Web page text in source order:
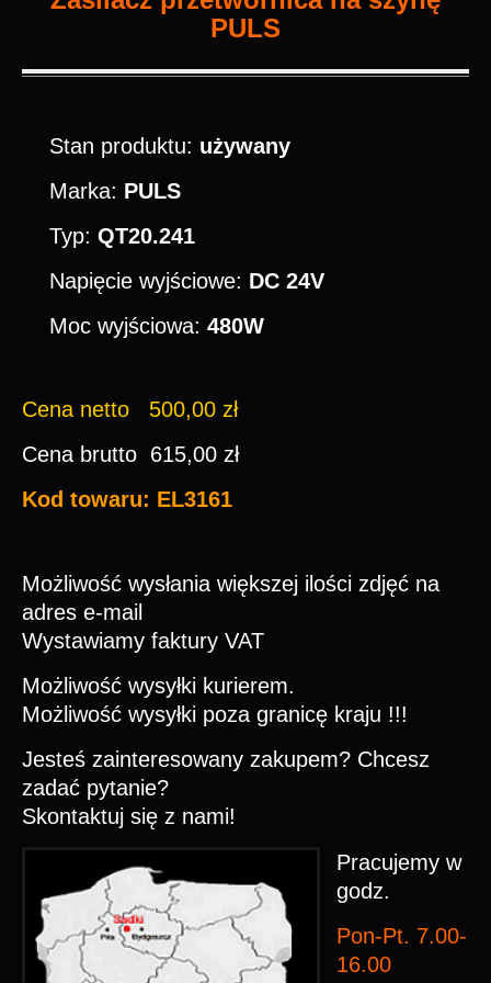
PULS
Stan produktu: używany
Marka: PULS
Typ: QT20.241
Napięcie wyjściowe: DC 24V
Moc wyjściowa: 480W
Cena netto 500,00 zł
Cena brutto 615,00 zł
Kod towaru: EL3161
Możliwość wysłania większej ilości zdjęć na
adres e-mail
Wystawiamy faktury VAT
Możliwość wysyłki kurierem.
Możliwość wysyłki poza granicę kraju !!!
Jesteś zainteresowany zakupem? Chcesz
zadać pytanie?
Skontaktuj się z nami!
Pracujemy w
godz.
Pon-Pt. 7.00-
16.00